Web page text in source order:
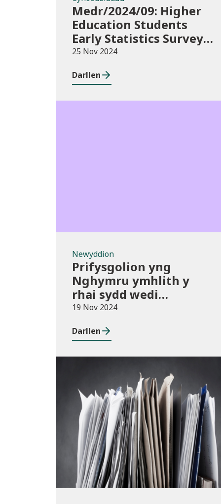
Medr/2024/09: Higher
Education Students
Early Statistics Survey
2024/25
25 Nov 2024
Darllen
Newyddion
Prifysgolion yng
Nghymru ymhlith y
rhai sydd wedi
mabwysiadu’r polisïau
deillio
19 Nov 2024
Darllen
Cyhoeddiadau